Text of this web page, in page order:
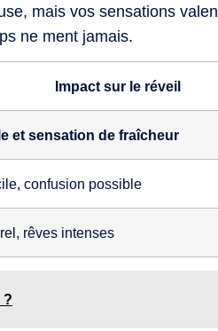
mais vos sensations
ne ment jamais.
Impact sur le réveil
et sensation de fraîcheur
confusion possible
rêves intenses
?